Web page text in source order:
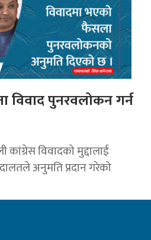
विवाद पुनरवलोकन गर्न
कांग्रेस विवादको मुद्दालाई
अनुमति प्रदान गरेको